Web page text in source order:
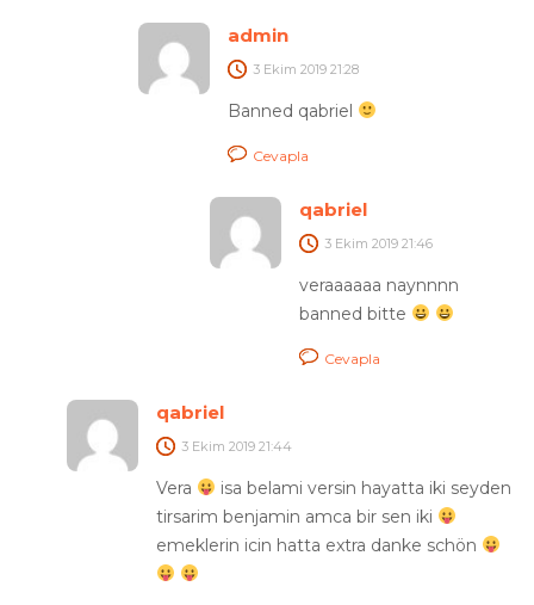
admin
3 Ekim 2019 21:28
Banned qabriel
Cevapla
qabriel
3 Ekim 2019 21:46
veraaaaaa naynnnn
banned bitte
Cevapla
qabriel
3 Ekim 2019 21:44
Vera
isa belami versin hayatta iki seyden
tirsarim benjamin amca bir sen iki
emeklerin icin hatta extra danke schön